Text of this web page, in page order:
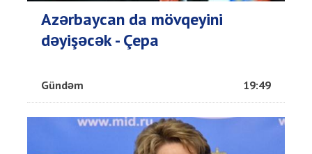
Azərbaycan da mövqeyini
dəyişəcək - Çepa
Gündəm 19:49